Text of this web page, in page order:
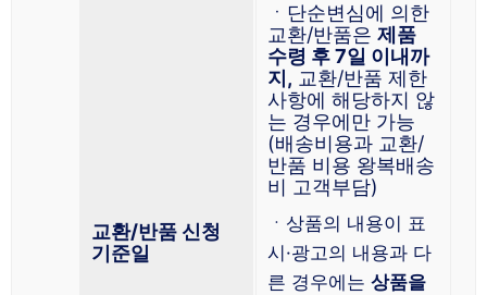
교환/반품 신청
기준일
ㆍ단순변심에 의한
교환/반품은 제품
수령 후 7일 이내까
지, 교환/반품 제한
사항에 해당하지 않
는 경우에만 가능
(배송비용과 교환/
반품 비용 왕복배송
비 고객부담)
ㆍ상품의 내용이 표
시·광고의 내용과 다
른 경우에는 상품을